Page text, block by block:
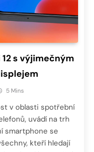
s výjimečným
5 Mins
v oblasti spotřební
uvádí na trh
smartphone se
kteří hledají